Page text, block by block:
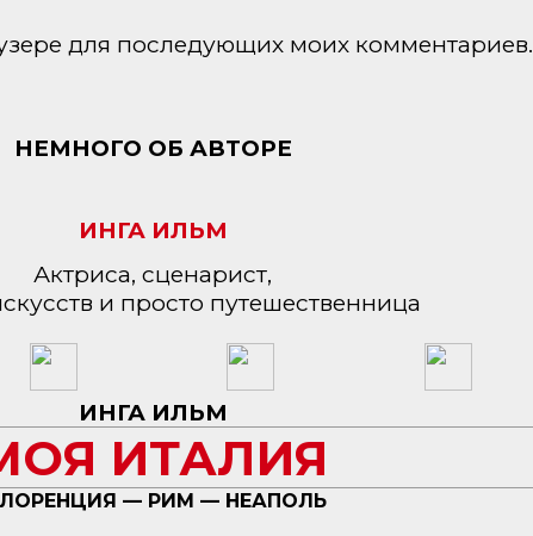
для последующих моих комментариев.
НЕМНОГО ОБ АВТОРЕ
ИНГА ИЛЬМ
Актриса, сценарист,
и просто путешественница
ИНГА ИЛЬМ
ИТАЛИЯ
— РИМ — НЕАПОЛЬ